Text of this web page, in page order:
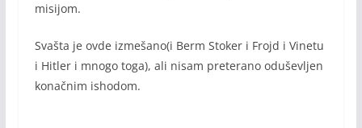
misijom.
Svašta je ovde izmešano(i Berm Stoker i Frojd i Vinetu
i Hitler i mnogo toga), ali nisam preterano oduševljen
konačnim ishodom.